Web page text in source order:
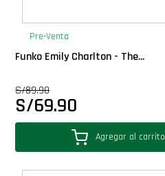
PRÓXIMAMENTE
Star Wars Oferta
Pre-Venta
Funko Emily Charlton - The...
S/89.90
S/69.90
Agregar al carrito